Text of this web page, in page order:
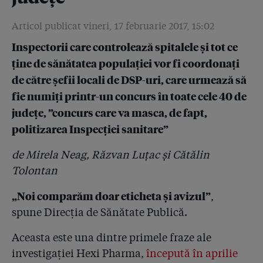
dezinfectanții din spitale. Rețete din fabrica celui mai
4.6
Ei produc, ei se controlează și Ministerul Sănătății se
face că nu le găsește sediul!
4.7
Am făcut probe de laborator: dezinfectantul folosit în
2.000 de săli de operație din România are o substanță
activă diluată de 10 ori!
4.8
Mincinos cu acte! E-mailul care arată că patronul
detergenților diluați își plătea datoriile din banii
laboratorului unde făcea analizele
4.9
Document: Controlul dezinfectanților cerut de
ministrul Achimaș este gîndit chiar de către omul a
4.10
De ce dilua Condrea dezinfectantele de 10 ori?!
Articol publicat vineri, 17 februarie 2017, 15:02
Inspectorii care controlează spitalele și tot ce
ține de sănătatea populației vor fi coordonați
de către șefii locali de DSP-uri, care urmează să
fie numiți printr-un concurs în toate cele 40 de
județe, ”concurs care va masca, de fapt,
politizarea Inspecției sanitare”
de Mirela Neag, Răzvan Luțac și Cătălin
Tolontan
„Noi comparăm doar eticheta și avizul”,
spune Direcția de Sănătate Publică.
Aceasta este una dintre primele fraze ale
investigației Hexi Pharma, începută în aprilie